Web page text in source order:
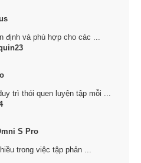
định và phù hợp cho các ...
trì thói quen luyện tập mỗi ...
S Pro
trong việc tập phản ...